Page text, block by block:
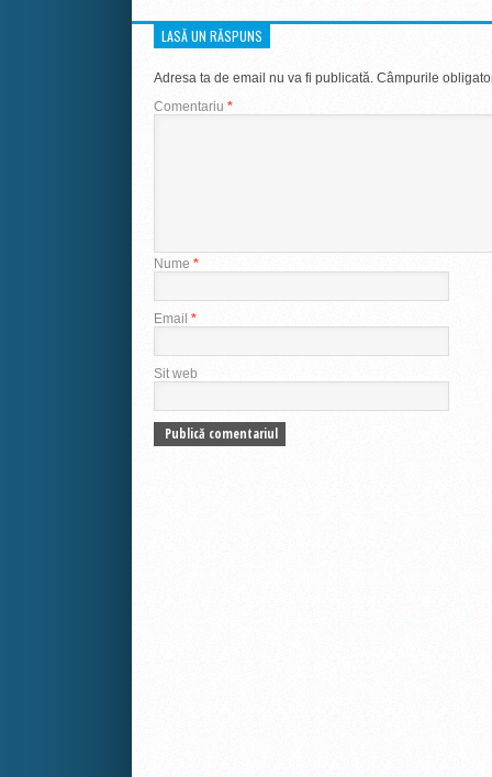
LASĂ UN RĂSPUNS
Adresa ta de email nu va fi publicată. Câmpurile
Comentariu *
Nume *
Email *
Sit web